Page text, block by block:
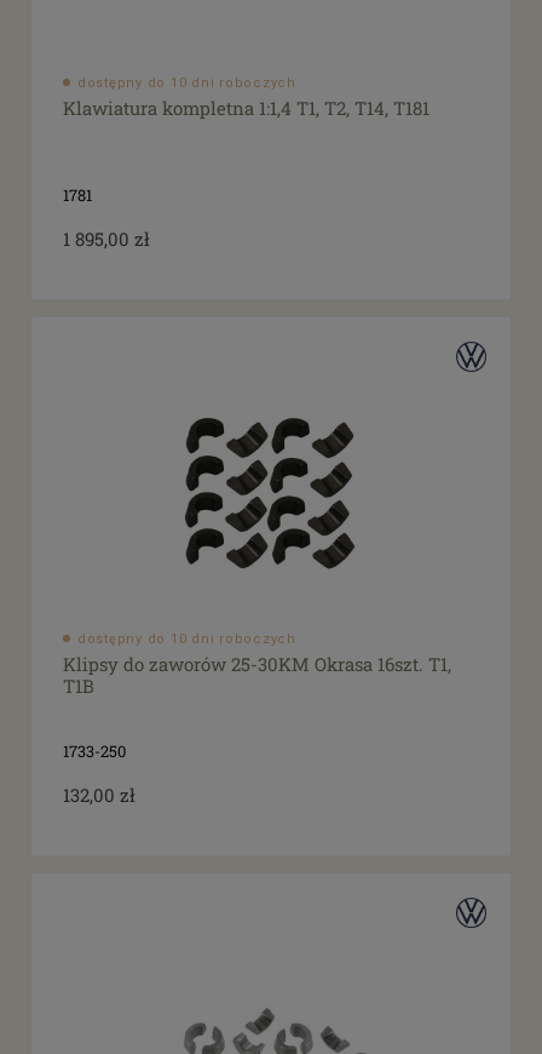
dostępny do 10 dni roboczych
Klawiatura kompletna 1:1,4 T1, T2, T14, T181
1781
1 895,00 zł
dostępny do 10 dni roboczych
Klipsy do zaworów 25-30KM Okrasa 16szt. T1,
T1B
1733-250
132,00 zł